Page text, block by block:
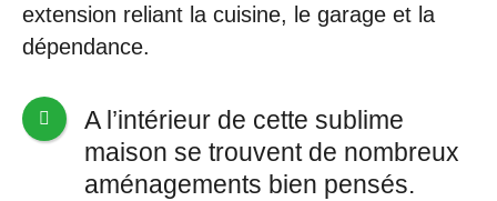
extension reliant la cuisine, le garage et la
dépendance.
A l’intérieur de cette sublime
maison se trouvent de nombreux
aménagements bien pensés.